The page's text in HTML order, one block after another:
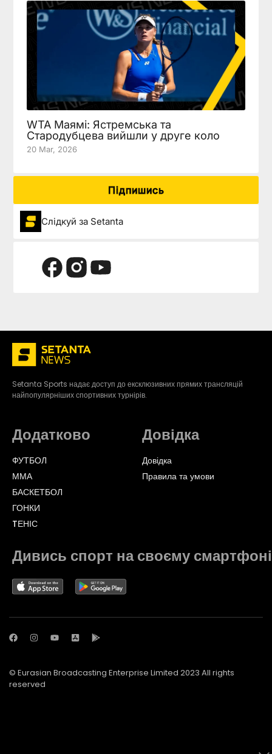
WTA Маямі: Ястремська та
Стародубцева вийшли у друге коло
20 Mar, 2026
Підпишись
Слідкуй за Setanta
Setanta Sports надає доступ до ексклюзивних прямих трансляцій
найпопулярніших спортивних турнірів.
Додатково
ФУТБОЛ
ММА
БАСКЕТБОЛ
ГОНКИ
TЕНІС
Довідка
Довідка
Правила та умови
Дивись спорт на своєму смартфоні
© Eurasian Broadcasting Enterprise Limited 2023 All rights
reserved